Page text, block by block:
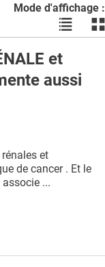
Mode d'affichage :
Voir
les
en
liste
les
et
aussi
et
de cancer . Et le
...